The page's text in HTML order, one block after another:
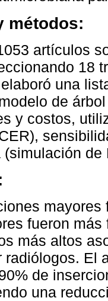
métodos:
artículos
18
una
de
y costos,
de
fueron
más altos
radiólogos. El
de
una